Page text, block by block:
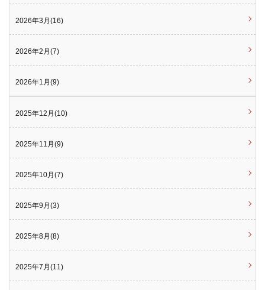
2026年3月(16)
2026年2月(7)
2026年1月(9)
2025年12月(10)
2025年11月(9)
2025年10月(7)
2025年9月(3)
2025年8月(8)
2025年7月(11)